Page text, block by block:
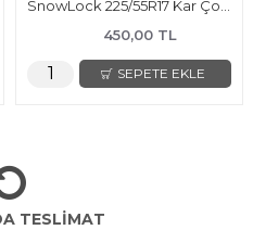
450,00 TL
SEPETE EKLE
TESLİMAT